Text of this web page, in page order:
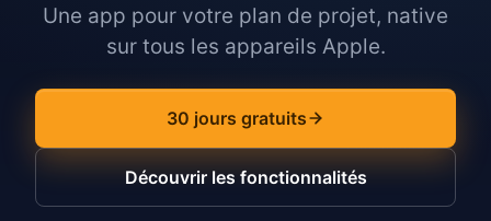
Une app pour votre plan de projet, native
sur tous les appareils Apple.
30 jours gratuits
Découvrir les fonctionnalités